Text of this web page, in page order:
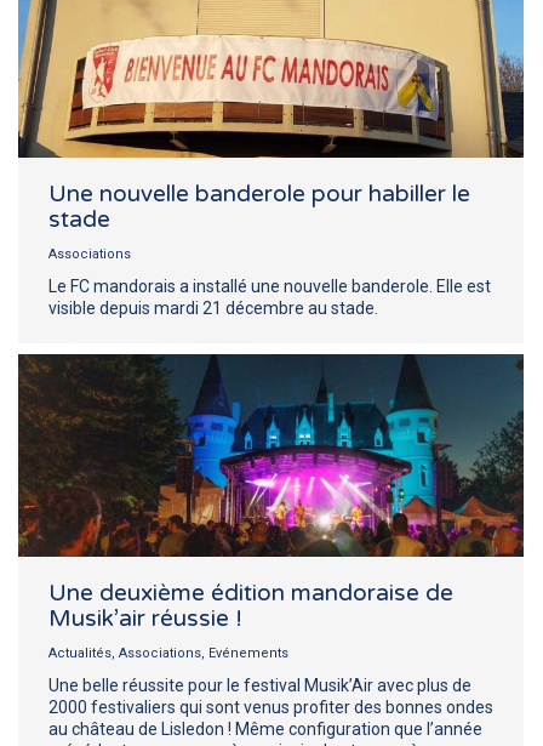
Une nouvelle banderole pour habiller le
stade
Associations
Le FC mandorais a installé une nouvelle banderole. Elle est
visible depuis mardi 21 décembre au stade.
Une deuxième édition mandoraise de
Musik’air réussie !
Actualités, Associations, Evénements
Une belle réussite pour le festival Musik’Air avec plus de
2000 festivaliers qui sont venus profiter des bonnes ondes
au château de Lisledon ! Même configuration que l’année